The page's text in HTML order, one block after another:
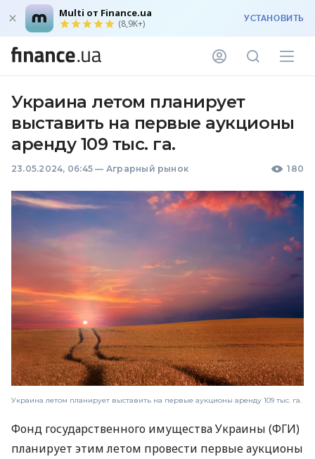
Multi от Finance.ua
(8,9K+) УСТАНОВИТЬ
Украина летом планирует
выставить на первые аукционы
аренду 109 тыс. га.
23.05.2024, 06:45 — Аграрный рынок 180
Украина летом планирует выставить на первые аукционы аренду 109 тыс. га.
Фонд государственного имущества Украины (ФГИ)
планирует этим летом провести первые аукционы